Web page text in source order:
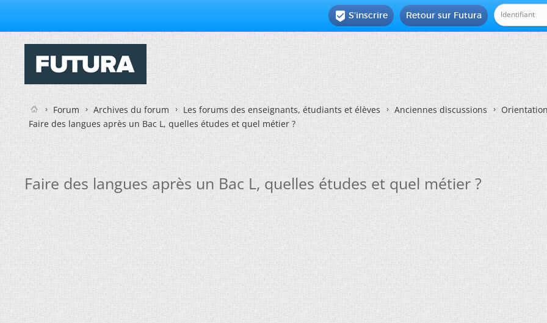
Retour sur Futura
 S'inscrire
Forum Archives du forum Les forums des enseignants, étudiants et élèves Anciennes discussions
Faire des langues après un Bac L, quelles études et quel métier ?
Faire des langues après un Bac L, quelles études et quel métier ?